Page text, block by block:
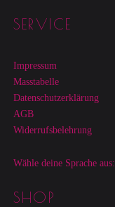
Footer sidebar
SERVICE
Impressum
Masstabelle
Datenschutzerklärung
AGB
Widerrufsbelehrung
Wähle deine Sprache aus:
SHOP